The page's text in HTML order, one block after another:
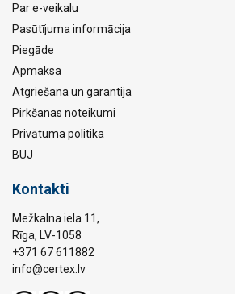
Par e-veikalu
Pasūtījuma informācija
Piegāde
Apmaksa
Atgriešana un garantija
Pirkšanas noteikumi
Privātuma politika
BUJ
Kontakti
Mežkalna iela 11,
Rīga, LV-1058
+371 67 611882
info@certex.lv